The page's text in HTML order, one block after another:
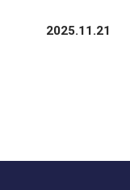
2025.11.21